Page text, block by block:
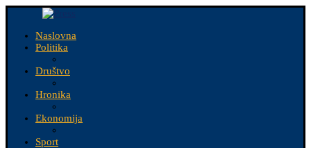
Naslovna
Politika
Društvo
Hronika
Ekonomija
Sport